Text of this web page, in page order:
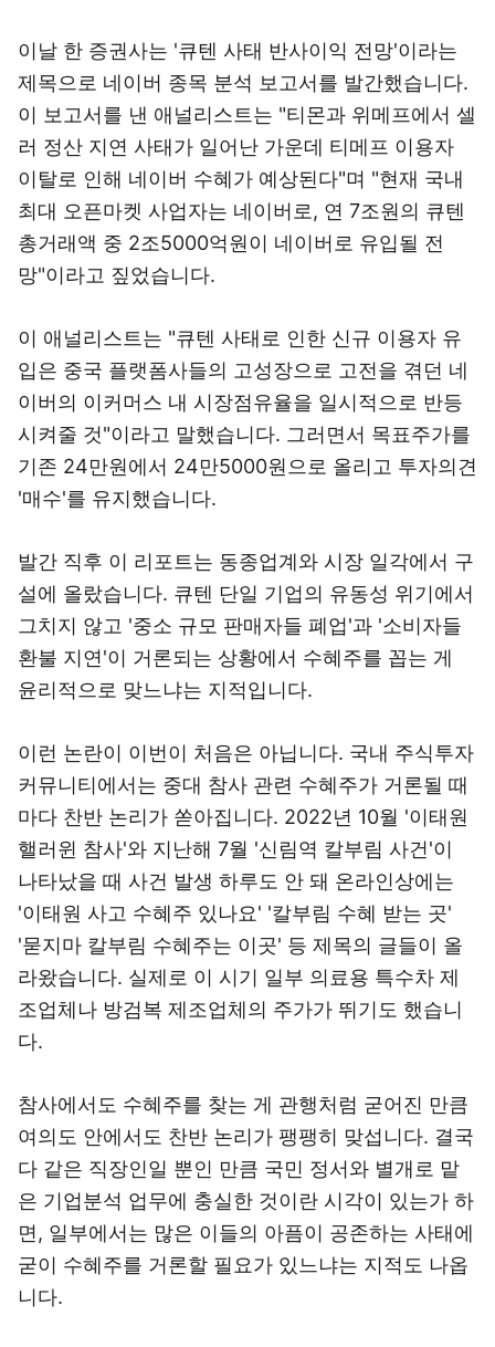
이날 한 증권사는 '큐텐 사태 반사이익 전망'이라는
제목으로 네이버 종목 분석 보고서를 발간했습니다.
이 보고서를 낸 애널리스트는 "티몬과 위메프에서 셀
러 정산 지연 사태가 일어난 가운데 티메프 이용자
이탈로 인해 네이버 수혜가 예상된다"며 "현재 국내
최대 오픈마켓 사업자는 네이버로, 연 7조원의 큐텐
총거래액 중 2조5000억원이 네이버로 유입될 전
망"이라고 짚었습니다.
이 애널리스트는 "큐텐 사태로 인한 신규 이용자 유
입은 중국 플랫폼사들의 고성장으로 고전을 겪던 네
이버의 이커머스 내 시장점유율을 일시적으로 반등
시켜줄 것"이라고 말했습니다. 그러면서 목표주가를
기존 24만원에서 24만5000원으로 올리고 투자의견
'매수'를 유지했습니다.
발간 직후 이 리포트는 동종업계와 시장 일각에서 구
설에 올랐습니다. 큐텐 단일 기업의 유동성 위기에서
그치지 않고 '중소 규모 판매자들 폐업'과 '소비자들
환불 지연'이 거론되는 상황에서 수혜주를 꼽는 게
윤리적으로 맞느냐는 지적입니다.
이런 논란이 이번이 처음은 아닙니다. 국내 주식투자
커뮤니티에서는 중대 참사 관련 수혜주가 거론될 때
마다 찬반 논리가 쏟아집니다. 2022년 10월 '이태원
핼러윈 참사'와 지난해 7월 '신림역 칼부림 사건'이
나타났을 때 사건 발생 하루도 안 돼 온라인상에는
'이태원 사고 수혜주 있나요' '칼부림 수혜 받는 곳'
'묻지마 칼부림 수혜주는 이곳' 등 제목의 글들이 올
라왔습니다. 실제로 이 시기 일부 의료용 특수차 제
조업체나 방검복 제조업체의 주가가 뛰기도 했습니
다.
참사에서도 수혜주를 찾는 게 관행처럼 굳어진 만큼
여의도 안에서도 찬반 논리가 팽팽히 맞섭니다. 결국
다 같은 직장인일 뿐인 만큼 국민 정서와 별개로 맡
은 기업분석 업무에 충실한 것이란 시각이 있는가 하
면, 일부에서는 많은 이들의 아픔이 공존하는 사태에
굳이 수혜주를 거론할 필요가 있느냐는 지적도 나옵
니다.